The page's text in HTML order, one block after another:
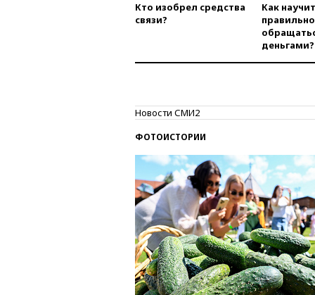
Кто изобрел средства
связи?
Как
правильно
деньгами?
Новости СМИ2
ФОТОИСТОРИИ